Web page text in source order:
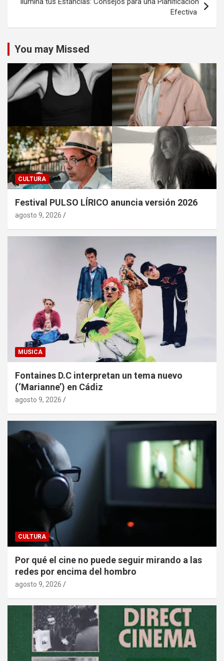
Efectiva
You may Missed
CULTURA
Festival PULSO LÍRICO anuncia versión 2026
agosto 9, 2026
MUSICA
Fontaines D.C interpretan un tema nuevo
(‘Marianne’) en Cádiz
agosto 9, 2026
CULTURA
Por qué el cine no puede seguir mirando a las
redes por encima del hombro
agosto 9, 2026